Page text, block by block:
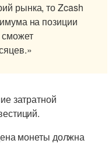
рынка, то Zcash
на позиции
сможет
затратной
монеты должна